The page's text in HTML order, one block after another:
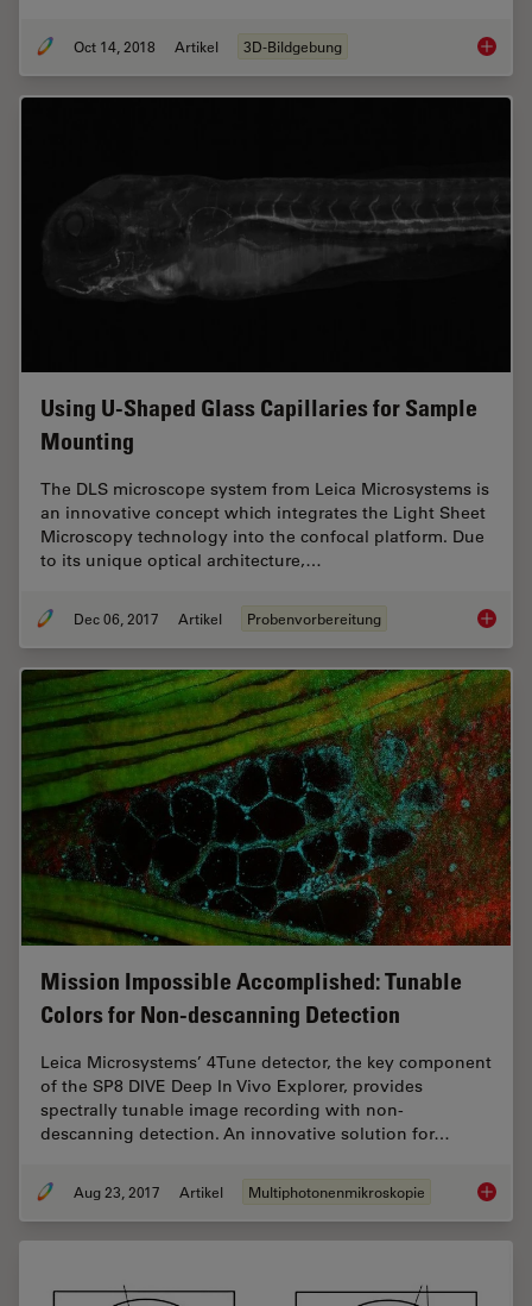
Oct 14, 2018 Artikel 3D-Bildgebung High
Using U-Shaped Glass Capillaries for Sample
Mounting
The DLS microscope system from Leica Microsystems is
an innovative concept which integrates the Light Sheet
Microscopy technology into the confocal platform. Due
to its unique optical architecture,…
Dec 06, 2017 Artikel Probenvorbereitung Using
Mission Impossible Accomplished: Tunable
Colors for Non-descanning Detection
Leica Microsystems’ 4Tune detector, the key component
of the SP8 DIVE Deep In Vivo Explorer, provides
spectrally tunable image recording with non-
descanning detection. An innovative solution for…
Aug 23, 2017 Artikel Multiphotonenmikroskopie